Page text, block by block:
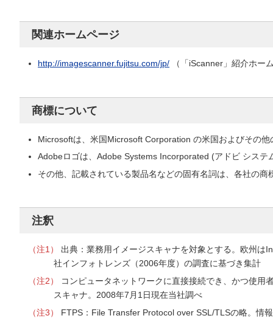
関連ホームページ
http://imagescanner.fujitsu.com/jp/ （「iScanner」紹介ホー
商標について
Microsoftは、米国Microsoft Corporation の米国およびその
Adobeロゴは、Adobe Systems Incorporated (アドビ システ
その他、記載されている製品名などの固有名詞は、各社の商
注釈
（注1）
出典：業務用イメージスキャナを対象とする。欧州
社インフォトレンズ（2006年度）の調査に基づき集計
（注2）
コンピュータネットワークに直接接続でき、かつ使用
スキャナ。2008年7月1日現在当社調べ
（注3）
FTPS：File Transfer Protocol over SSL/TLSの略。情